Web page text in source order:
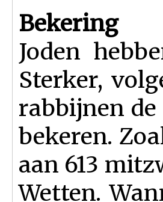
Bekering
Joden
Sterker,
rabbijnen
bekeren.
aan 613
Wetten.